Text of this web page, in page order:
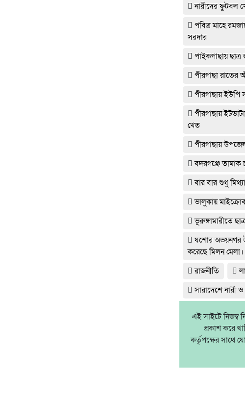
নারীদের ফুটবল
পবিত্র মাহে
সরদার
পাইকগাছায়
পীরগাছা রাতের
পীরগাছায় ইউপি
পীরগাছায়
খেত
পীরগাছায়
বদরগঞ্জে তামাক
বার বার শুধু
ভালুকায়
ভূরুঙ্গামারীতে
যশোর অভয়নগর
করেছে মিলন
রাজনীতি
সারাদেশে নারী
এই সাইটে নিজম্ব
প্রকাশ করে
কর্তৃপক্ষের সাথে